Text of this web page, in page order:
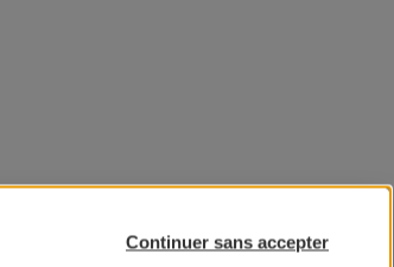
Continuer sans accepter